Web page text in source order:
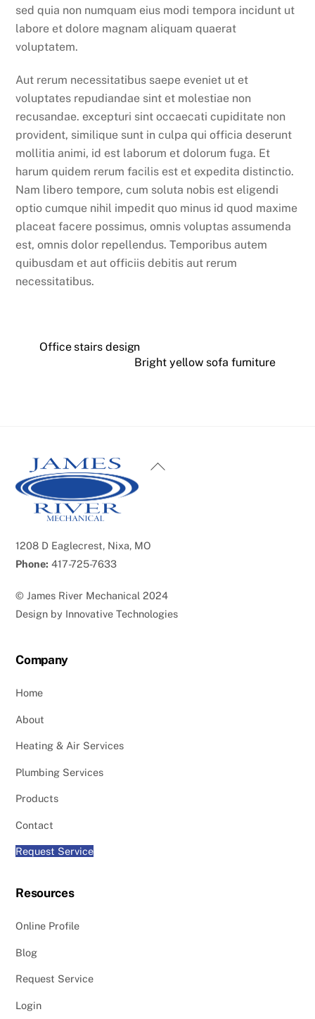
sed quia non numquam eius modi tempora incidunt ut
labore et dolore magnam aliquam quaerat
voluptatem.
Aut rerum necessitatibus saepe eveniet ut et
voluptates repudiandae sint et molestiae non
recusandae. excepturi sint occaecati cupiditate non
provident, similique sunt in culpa qui officia deserunt
mollitia animi, id est laborum et dolorum fuga. Et
harum quidem rerum facilis est et expedita distinctio.
Nam libero tempore, cum soluta nobis est eligendi
optio cumque nihil impedit quo minus id quod maxime
placeat facere possimus, omnis voluptas assumenda
est, omnis dolor repellendus. Temporibus autem
quibusdam et aut officiis debitis aut rerum
necessitatibus.
Office stairs design
Bright yellow sofa furniture
Back
1208 D Eaglecrest, Nixa, MO
Phone: 417-725-7633
© James River Mechanical 2024
Design by Innovative Technologies
Company
Home
About
Heating & Air Services
Plumbing Services
Products
Contact
Request Service
Resources
Online Profile
Blog
Request Service
Login